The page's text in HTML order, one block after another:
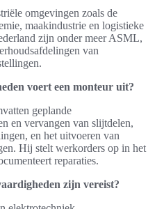
omgevingen zoals de
maakindustrie en logistieke
zijn onder meer ASML,
van
voert een monteur uit?
geplande
en vervangen van slijtdelen,
en het uitvoeren van
Hij stelt werkorders op in het
reparaties.
zijn vereist?